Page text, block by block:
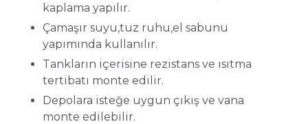
kaplama yapılır.
Çamaşır suyu,tuz ruhu,el sabunu
yapımında kullanılır.
Tankların içerisine rezistans ve ısıtma
tertibatı monte edilir.
Depolara isteğe uygun çıkış ve vana
monte edilebilir.